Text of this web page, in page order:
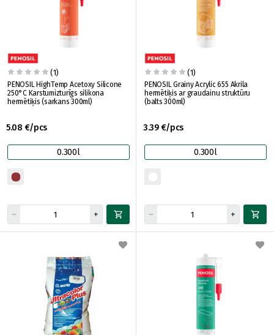
(1)
PENOSIL HighTemp Acetoxy Silicone
250°C Karstumizturīgs silikona
hermētiķis (sarkans 300ml)
5.08 €/pcs
0.300l
(1)
PENOSIL Grainy Acrylic 655 Akrila
hermētiķis ar graudainu struktūru
(balts 300ml)
3.39 €/pcs
0.300l